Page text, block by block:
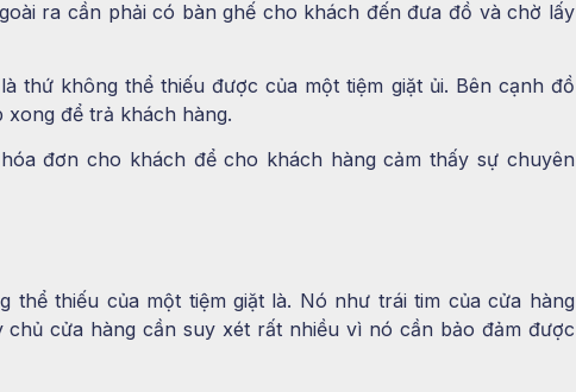
ra cần phải có bàn ghế cho khách đến đưa đồ và chờ lấy
thứ không thể thiếu được của một tiệm giặt ủi. Bên cạnh đồ
xong để trả khách hàng.
đơn cho khách để cho khách hàng cảm thấy sự chuyên
thể thiếu của một tiệm giặt là. Nó như trái tim của cửa hàng
cửa hàng cần suy xét rất nhiều vì nó cần bảo đảm được